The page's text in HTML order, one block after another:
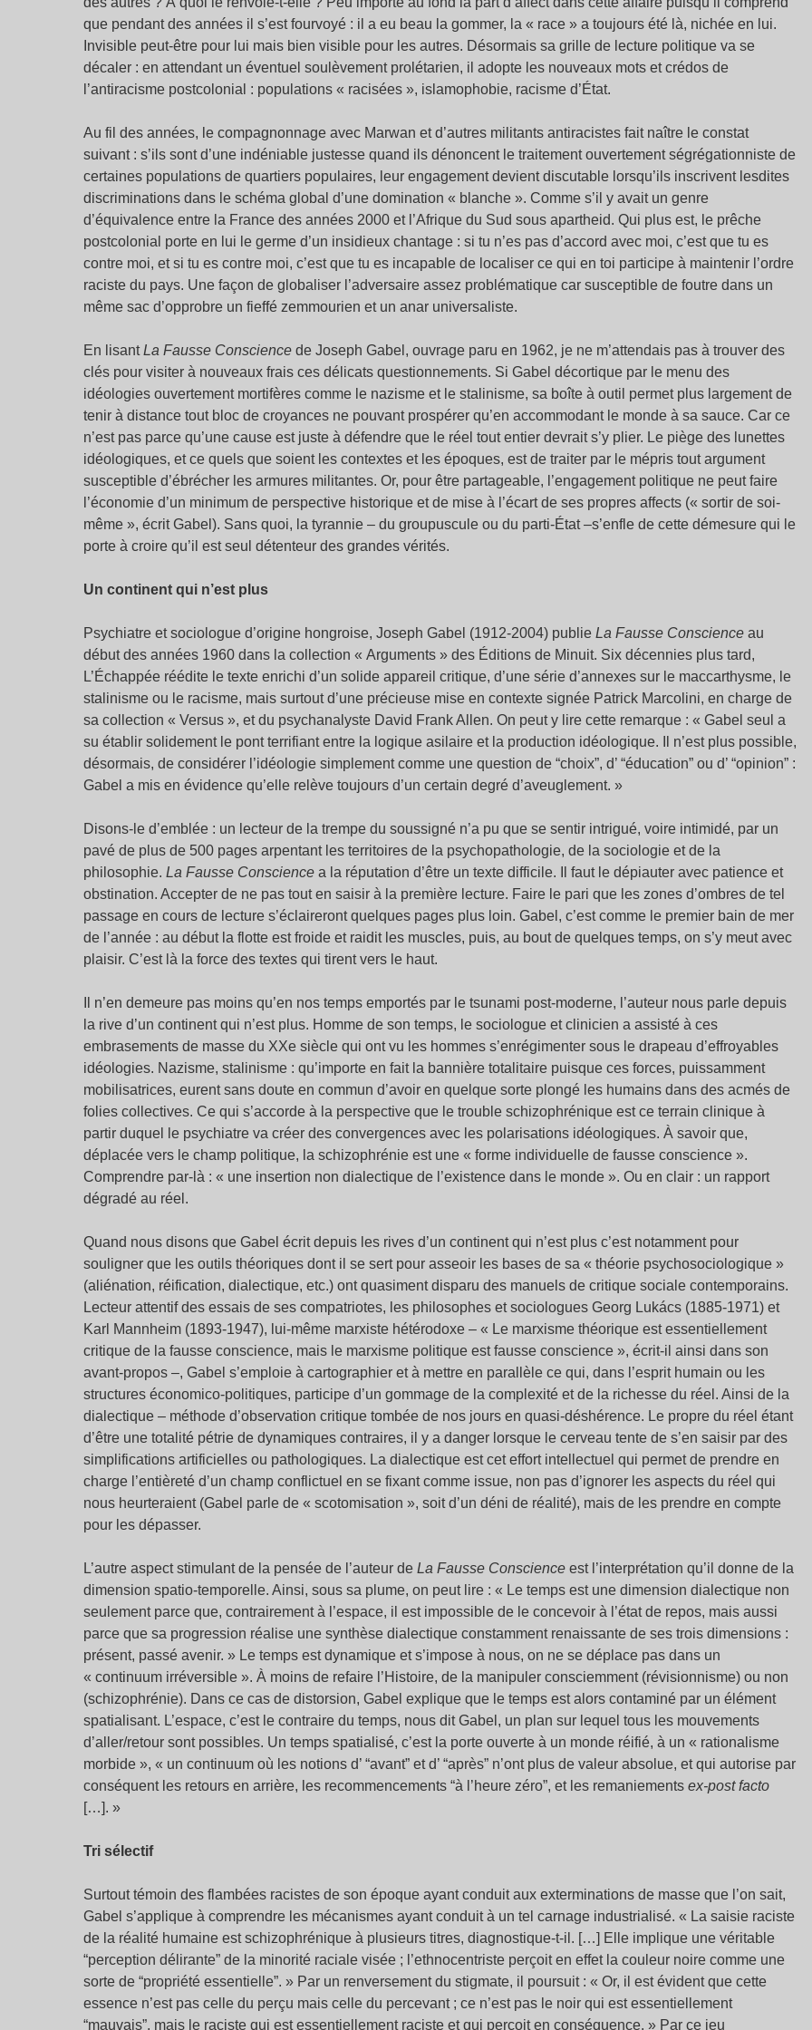
que pendant des années il s’est fourvoyé : il a eu beau la gommer, la « race » a toujours été là, nichée en lui.
Invisible peut-être pour lui mais bien visible pour les autres. Désormais sa grille de lecture politique va se
décaler : en attendant un éventuel soulèvement prolétarien, il adopte les nouveaux mots et crédos de
l’antiracisme postcolonial : populations « racisées », islamophobie, racisme d’État.
Au fil des années, le compagnonnage avec Marwan et d’autres militants antiracistes fait naître le constat
suivant : s’ils sont d’une indéniable justesse quand ils dénoncent le traitement ouvertement ségrégationniste de
certaines populations de quartiers populaires, leur engagement devient discutable lorsqu’ils inscrivent lesdites
discriminations dans le schéma global d’une domination « blanche ». Comme s’il y avait un genre
d’équivalence entre la France des années 2000 et l’Afrique du Sud sous apartheid. Qui plus est, le prêche
postcolonial porte en lui le germe d’un insidieux chantage : si tu n’es pas d’accord avec moi, c’est que tu es
contre moi, et si tu es contre moi, c’est que tu es incapable de localiser ce qui en toi participe à maintenir l’ordre
raciste du pays. Une façon de globaliser l’adversaire assez problématique car susceptible de foutre dans un
même sac d’opprobre un fieffé zemmourien et un anar universaliste.
En lisantLa Fausse Conscience de Joseph Gabel, ouvrage paru en 1962, je ne m’attendais pas à trouver des
clés pour visiter à nouveaux frais ces délicats questionnements. Si Gabel décortique par le menu des
idéologies ouvertement mortifères comme le nazisme et le stalinisme, sa boîte à outil permet plus largement de
tenir à distance tout bloc de croyances ne pouvant prospérer qu’en accommodant le monde à sa sauce. Car ce
n’est pas parce qu’une cause est juste à défendre que le réel tout entier devrait s’y plier. Le piège des lunettes
idéologiques, et ce quels que soient les contextes et les époques, est de traiter par le mépris tout argument
susceptible d’ébrécher les armures militantes. Or, pour être partageable, l’engagement politique ne peut faire
l’économie d’un minimum de perspective historique et de mise à l’écart de ses propres affects (« sortir de soi-
même », écrit Gabel). Sans quoi, la tyrannie – du groupuscule ou du parti-État –s’enfle de cette démesure qui le
porte à croire qu’il est seul détenteur des grandes vérités.
Un continent qui n’est plus
Psychiatre et sociologue d’origine hongroise, Joseph Gabel (1912-2004) publie La Fausse Conscience au
début des années 1960 dans la collection « Arguments » des Éditions de Minuit. Six décennies plus tard,
L’Échappée réédite le texte enrichi d’un solide appareil critique, d’une série d’annexes sur le maccarthysme, le
stalinisme ou le racisme, mais surtout d’une précieuse mise en contexte signée Patrick Marcolini, en charge de
sa collection « Versus », et du psychanalyste David Frank Allen. On peut y lire cette remarque : « Gabel seul a
su établir solidement le pont terrifiant entre la logique asilaire et la production idéologique. Il n’est plus possible,
désormais, de considérer l’idéologie simplement comme une question de “choix”, d’ “éducation” ou d’ “opinion” :
Gabel a mis en évidence qu’elle relève toujours d’un certain degré d’aveuglement. »
Disons-le d’emblée : un lecteur de la trempe du soussigné n’a pu que se sentir intrigué, voire intimidé, par un
pavé de plus de 500 pages arpentant les territoires de la psychopathologie, de la sociologie et de la
philosophie. La Fausse Conscience a la réputation d’être un texte difficile. Il faut le dépiauter avec patience et
obstination. Accepter de ne pas tout en saisir à la première lecture. Faire le pari que les zones d’ombres de tel
passage en cours de lecture s’éclaireront quelques pages plus loin. Gabel, c’est comme le premier bain de mer
de l’année : au début la flotte est froide et raidit les muscles, puis, au bout de quelques temps, on s’y meut avec
plaisir. C’est là la force des textes qui tirent vers le haut.
Il n’en demeure pas moins qu’en nos temps emportés par le tsunami post-moderne, l’auteur nous parle depuis
la rive d’un continent qui n’est plus. Homme de son temps, le sociologue et clinicien a assisté à ces
embrasements de masse du XXe siècle qui ont vu les hommes s’enrégimenter sous le drapeau d’effroyables
idéologies. Nazisme, stalinisme : qu’importe en fait la bannière totalitaire puisque ces forces, puissamment
mobilisatrices, eurent sans doute en commun d’avoir en quelque sorte plongé les humains dans des acmés de
folies collectives. Ce qui s’accorde à la perspective que le trouble schizophrénique est ce terrain clinique à
partir duquel le psychiatre va créer des convergences avec les polarisations idéologiques. À savoir que,
déplacée vers le champ politique, la schizophrénie est une « forme individuelle de fausse conscience ».
Comprendre par-là : « une insertion non dialectique de l’existence dans le monde ». Ou en clair : un rapport
dégradé au réel.
Quand nous disons que Gabel écrit depuis les rives d’un continent qui n’est plus c’est notamment pour
souligner que les outils théoriques dont il se sert pour asseoir les bases de sa « théorie psychosociologique »
(aliénation, réification, dialectique, etc.) ont quasiment disparu des manuels de critique sociale contemporains.
Lecteur attentif des essais de ses compatriotes, les philosophes et sociologues Georg Lukács (1885-1971) et
Karl Mannheim (1893-1947), lui-même marxiste hétérodoxe – « Le marxisme théorique est essentiellement
critique de la fausse conscience, mais le marxisme politique est fausse conscience », écrit-il ainsi dans son
avant-propos –, Gabel s’emploie à cartographier et à mettre en parallèle ce qui, dans l’esprit humain ou les
structures économico-politiques, participe d’un gommage de la complexité et de la richesse du réel. Ainsi de la
dialectique – méthode d’observation critique tombée de nos jours en quasi-déshérence. Le propre du réel étant
d’être une totalité pétrie de dynamiques contraires, il y a danger lorsque le cerveau tente de s’en saisir par des
simplifications artificielles ou pathologiques. La dialectique est cet effort intellectuel qui permet de prendre en
charge l’entièreté d’un champ conflictuel en se fixant comme issue, non pas d’ignorer les aspects du réel qui
nous heurteraient (Gabel parle de « scotomisation », soit d’un déni de réalité), mais de les prendre en compte
pour les dépasser.
L’autre aspect stimulant de la pensée de l’auteur de La Fausse Conscience est l’interprétation qu’il donne de la
dimension spatio-temporelle. Ainsi, sous sa plume, on peut lire : « Le temps est une dimension dialectique non
seulement parce que, contrairement à l’espace, il est impossible de le concevoir à l’état de repos, mais aussi
parce que sa progression réalise une synthèse dialectique constamment renaissante de ses trois dimensions :
présent, passé avenir. » Le temps est dynamique et s’impose à nous, on ne se déplace pas dans un
« continuum irréversible ». À moins de refaire l’Histoire, de la manipuler consciemment (révisionnisme) ou non
(schizophrénie). Dans ce cas de distorsion, Gabel explique que le temps est alors contaminé par un élément
spatialisant. L’espace, c’est le contraire du temps, nous dit Gabel, un plan sur lequel tous les mouvements
d’aller/retour sont possibles. Un temps spatialisé, c’est la porte ouverte à un monde réifié, à un « rationalisme
morbide », « un continuum où les notions d’ “avant” et d’ “après” n’ont plus de valeur absolue, et qui autorise par
conséquent les retours en arrière, les recommencements “à l’heure zéro”, et les remaniements ex-post facto
[…]. »
Tri sélectif
Surtout témoin des flambées racistes de son époque ayant conduit aux exterminations de masse que l’on sait,
Gabel s’applique à comprendre les mécanismes ayant conduit à un tel carnage industrialisé. « La saisie raciste
de la réalité humaine est schizophrénique à plusieurs titres, diagnostique-t-il. […] Elle implique une véritable
“perception délirante” de la minorité raciale visée ; l’ethnocentriste perçoit en effet la couleur noire comme une
sorte de “propriété essentielle”. » Par un renversement du stigmate, il poursuit : « Or, il est évident que cette
essence n’est pas celle du perçu mais celle du percevant ; ce n’est pas le noir qui est essentiellement
“mauvais”, mais le raciste qui est essentiellement raciste et qui perçoit en conséquence. » Par ce jeu